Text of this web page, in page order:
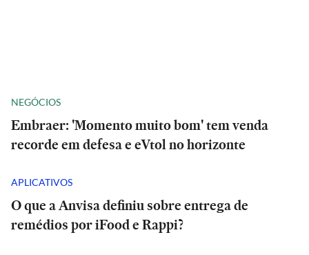
NEGÓCIOS
Embraer: 'Momento muito bom' tem venda
recorde em defesa e eVtol no horizonte
APLICATIVOS
O que a Anvisa definiu sobre entrega de
remédios por iFood e Rappi?